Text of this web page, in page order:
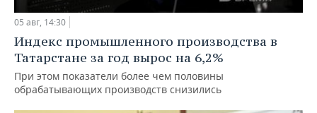
05 авг, 14:30
Индекс промышленного производства в
Татарстане за год вырос на 6,2%
При этом показатели более чем половины
обрабатывающих производств снизились